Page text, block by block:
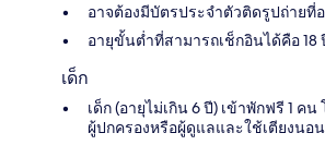
อาจต้องมีบัตรประจำตัวติดรูปถ่ายที่
อายุขั้นต่ำที่สามารถเช็กอินได้คือ 18
เด็ก
เด็ก (อายุไม่เกิน 6 ปี) เข้าพักฟรี 1 ค
ผู้ปกครองหรือผู้ดูแลและใช้เตียงนอ